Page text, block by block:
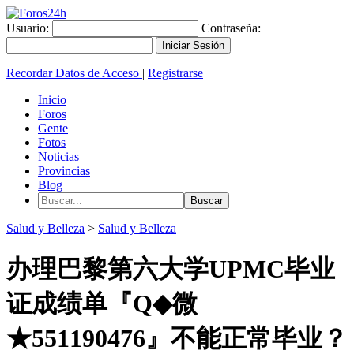
Usuario: Contraseña:
Recordar Datos de Acceso | Registrarse
Inicio
Foros
Gente
Fotos
Noticias
Provincias
Blog
Salud y Belleza > Salud y Belleza
办理巴黎第六大学UPMC毕业
证成绩单『Q◆微
★551190476』不能正常毕业？